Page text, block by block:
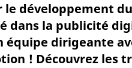
le développement
dans la publicité
équipe dirigeante
! Découvrez les